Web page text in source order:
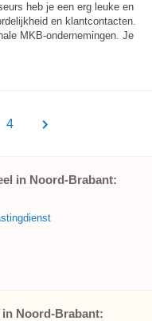
heb je een erg leuke en
en klantcontacten.
MKB-ondernemingen. Je
4
in Noord-Brabant:
in Noord-Brabant: